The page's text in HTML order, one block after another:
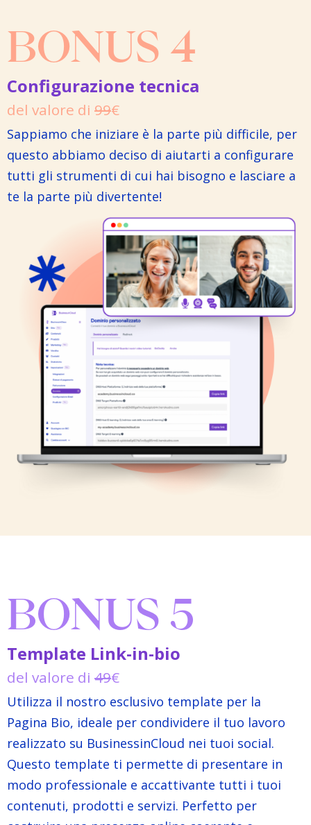
BONUS 4
Configurazione tecnica
del valore di 99€
Sappiamo che iniziare è la parte più difficile, per
questo abbiamo deciso di aiutarti a configurare
tutti gli strumenti di cui hai bisogno e lasciare a
te la parte più divertente!
BONUS 5
Template Link-in-bio
del valore di 49€
Utilizza il nostro esclusivo template per la
Pagina Bio, ideale per condividere il tuo lavoro
realizzato su BusinessinCloud nei tuoi social.
Questo template ti permette di presentare in
modo professionale e accattivante tutti i tuoi
contenuti, prodotti e servizi. Perfetto per